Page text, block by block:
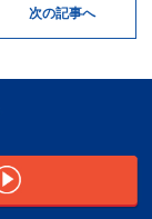
次の記事へ